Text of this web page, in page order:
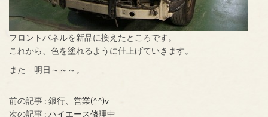
フロントパネルを新品に換えたところです。
これから、色を塗れるように仕上げていきます。
また 明日～～～。
前の記事 : 銀行、営業(^^)v
次の記事 : ハイエース修理中